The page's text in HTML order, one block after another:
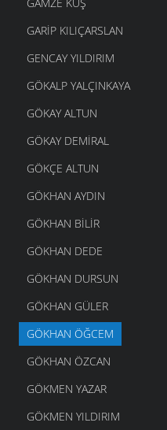
GARIP KILIÇARSLAN
GENCAY YILDIRIM
GÖKALP YALÇINKAYA
GÖKAY ALTUN
GÖKAY DEMIRAL
GÖKÇE ALTUN
GÖKHAN AYDIN
GÖKHAN BILIR
GÖKHAN DEDE
GÖKHAN DURSUN
GÖKHAN GÜLER
GÖKHAN ÖĞCEM
GÖKHAN ÖZCAN
GÖKMEN YAZAR
GÖKMEN YILDIRIM